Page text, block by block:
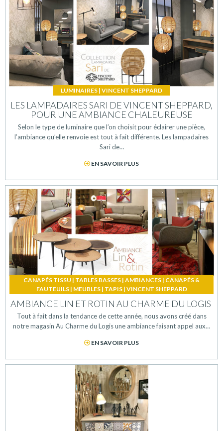
LUMINAIRES | VINCENT SHEPPARD
LES LAMPADAIRES SARI DE VINCENT SHEPPARD,
POUR UNE AMBIANCE CHALEUREUSE
Selon le type de luminaire que l’on choisit pour éclairer une pièce,
l’ambiance qu’elle renvoie est tout à fait différente. Les lampadaires
Sari de…
EN SAVOIR PLUS
CANAPÉS TISSU | TABLES BASSES | AMBIANCES | CANAPÉS &
FAUTEUILS| MEUBLES| TAPIS| VINCENT SHEPPARD
AMBIANCE LIN ET ROTIN AU CHARME DU LOGIS
Tout à fait dans la tendance de cette année, nous avons créé dans
notre magasin Au Charme du Logis une ambiance faisant appel aux…
EN SAVOIR PLUS